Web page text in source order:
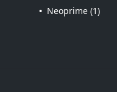
• Neoprime (1)